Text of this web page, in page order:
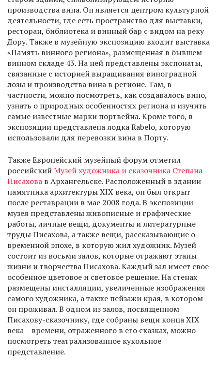
производства вина. Он является центром культурной
деятельности, где есть пространство для выставки,
ресторан, библиотека и винный бар с видом на реку
Дору. Также в музейную экспозицию входит выставка
«Память винного региона», размещенная в бывшем
винном складе 43. На ней представлены экспонаты,
связанные с историей выращивания виноградной
лозы и производства вина в регионе. Там, в
частности, можно посмотреть, как создавалось вино,
узнать о природных особенностях региона и изучить
самые известные марки портвейна. Кроме того, в
экспозиции представлена лодка Rabelo, которую
использовали для перевозки вина в Порту.
Также Европейский музейный форум отметил
российскийМузей художника и сказочника Степана
Писахова в Архангельске. Расположенный в здании
памятника архитектуры XIX века, он был открыт
после реставрации в мае 2008 года. В экспозиции
музея представлены живописные и графические
работы, личные вещи, документы и литературные
труды Писахова, а также вещи, рассказывающие о
временной эпохе, в которую жил художник. Музей
состоит из восьми залов, которые отражают этапы
жизни и творчества Писахова. Каждый зал имеет свое
особенное цветовое и световое решение. На стенах
размещены инсталляции, увеличенные изображения
самого художника, а также пейзажи края, в котором
он проживал. В одном из залов, посвященном
Писахову-сказочнику, где собраны вещи конца ХIX
века – времени, отраженного в его сказках, можно
посмотреть театрализованное кукольное
представление.